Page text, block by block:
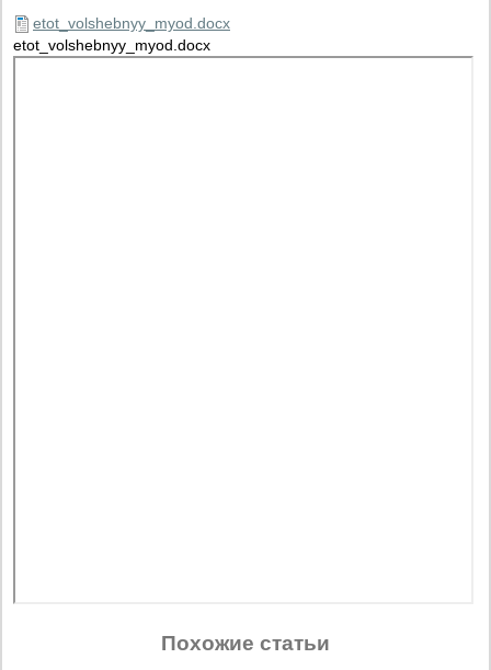
etot_volshebnyy_myod.docx
etot_volshebnyy_myod.docx
Похожие статьи